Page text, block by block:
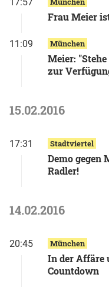
17:57
Frau Meier
11:09 München
Meier:
zur
15.02.2016
17:31 Stadtviertel
Demo gegen
Radler!
14.02.2016
20:45 München
In der Affäre
Countdown